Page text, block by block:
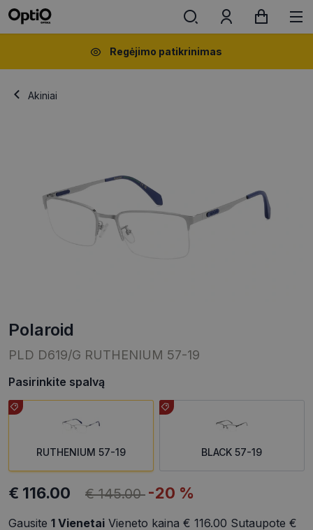
Regėjimo patikrinimas
Akiniai
polaroid
PLD D619/G RUTHENIUM 57-19
Pasirinkite spalvą
RUTHENIUM 57-19 BLACK 57-19
€ 116.00 € 145.00 -20 %
Gausite 1 Vienetai Vieneto kaina € 116.00 Sutaupote €